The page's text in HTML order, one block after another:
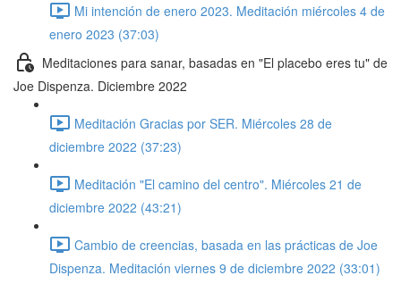
Mi intención de enero 2023. Meditación miércoles 4 de
enero 2023 (37:03)
Meditaciones para sanar, basadas en "El placebo eres tu" de
Joe Dispenza. Diciembre 2022
Meditación Gracias por SER. Miércoles 28 de
diciembre 2022 (37:23)
Meditación "El camino del centro". Miércoles 21 de
diciembre 2022 (43:21)
Cambio de creencias, basada en las prácticas de Joe
Dispenza. Meditación viernes 9 de diciembre 2022 (33:01)